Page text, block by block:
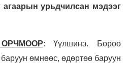
агаарын урьдчилсан мэдээг
: Үүлшинэ. Бороо
өмнөөс, өдөртөө баруун